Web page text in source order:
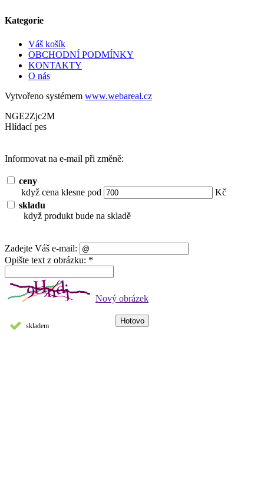
skladem
Kategorie
Váš košík
OBCHODNÍ PODMÍNKY
KONTAKTY
O nás
Vytvořeno systémem www.webareal.cz
NGE2Zjc2M
Hlídací pes
Informovat na e-mail při změně:
ceny
když cena klesne pod
Kč
skladu
když produkt bude na skladě
Zadejte Váš e-mail:
Opište text z obrázku: *
Nový obrázek